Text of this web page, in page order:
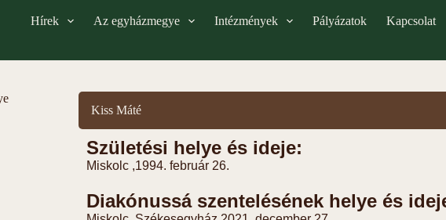
Hírek Az egyházmegye Intézmények Pályázatok Kapcsolat
Kiss Máté
Születési helye és ideje:
Miskolc ,1994. február 26.
Diakónussá szentelésének helye és